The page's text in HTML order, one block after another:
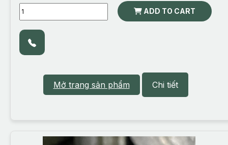
ADD TO CART
Mở trang sản phẩm Chi tiết